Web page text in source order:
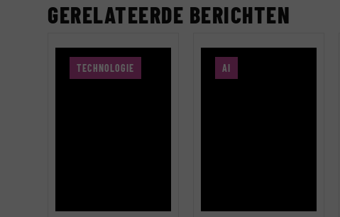
GERELATEERDE BERICHTEN
TECHNOLOGIE AI